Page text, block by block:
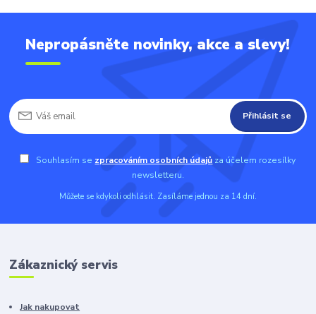
Nepropásněte novinky, akce a slevy!
Přihlásit se
Souhlasím se zpracováním osobních údajů za účelem rozesílky
newsletteru.
Můžete se kdykoli odhlásit. Zasíláme jednou za 14 dní.
Zákaznický servis
Jak nakupovat